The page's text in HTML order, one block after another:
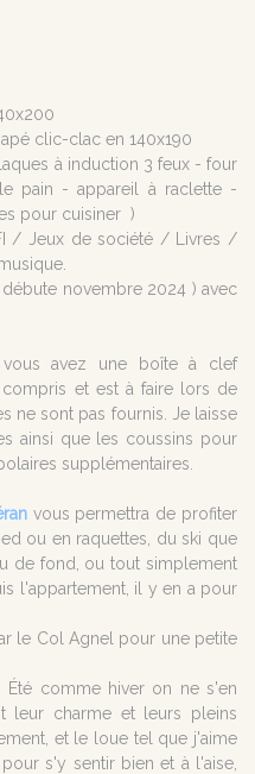
clic-clac en 140x190
à induction 3 feux - four
pain - appareil à raclette -
pour cuisiner )
/ Jeux de société / Livres /
novembre 2024 ) avec
vous avez une boîte à clef
et est à faire lors de
ne sont pas fournis. Je laisse
ainsi que les coussins pour
supplémentaires.
vous permettra de profiter
ou en raquettes, du ski que
de fond, ou tout simplement
l'appartement, il y en a pour
le Col Agnel pour une petite
comme hiver on ne s'en
leur charme et leurs pleins
et le loue tel que j'aime
s'y sentir bien et à l'aise,